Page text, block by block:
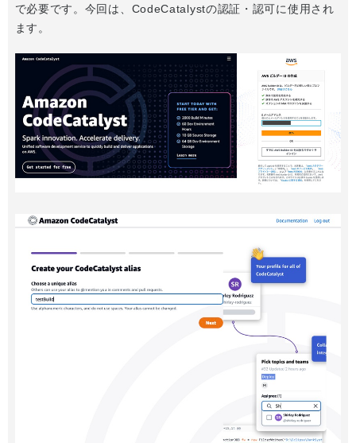
で必要です。今回は、CodeCatalystの認証・認可に使用され
ます。